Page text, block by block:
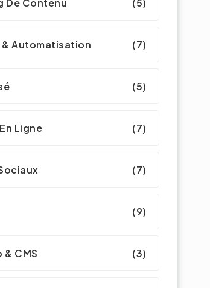
De Contenu (5)
Automatisation (7)
(5)
Ligne (7)
(7)
(9)
& CMS (3)